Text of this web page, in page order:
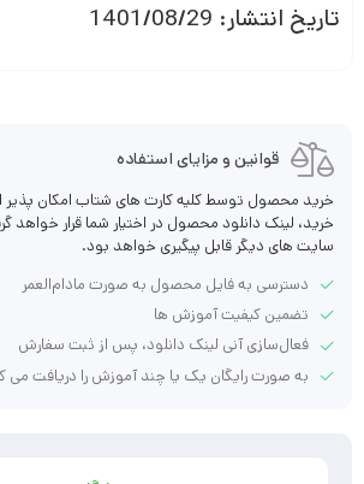
تاریخ انتشار: 1401/08/29
قوانین و مزایای استفاده
خرید محصول توسط کلیه کارت های شتاب امکان پذیر
خرید، لینک دانلود محصول در اختیار شما قرار
سایت های دیگر قابل پیگیری خواهد بود.
دسترسی به فایل محصول به صورت مادام‌العمر
تضمین کیفیت آموزش ها
فعال‌سازی آنی لینک دانلود، پس از ثبت سفارش
به صورت رایگان یک یا چند آموزش را دریافت می